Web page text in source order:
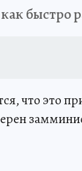
быстро
что это